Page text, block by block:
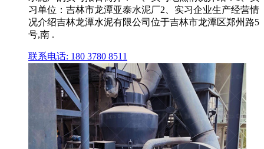
习单位：吉林市龙潭亚泰水泥厂2、实习企业生产经营情
况介绍吉林龙潭水泥有限公司位于吉林市龙潭区郑州路5
号,南 .
联系电话: 180 3780 8511